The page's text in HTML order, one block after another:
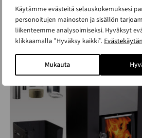
Käytämme evästeitä selauskokemuksesi
personoitujen mainosten ja sisällön
liikenteemme analysoimiseksi. Hyväksyt
klikkaamalla ”Hyväksy kaikki”.
Mukauta
Harvia 16
täydellinen
ALK. 1 495 €